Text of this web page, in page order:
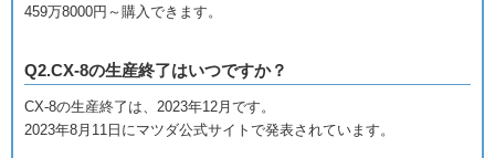
459万8000円～購入できます。
Q2.CX-8の生産終了はいつですか？
CX-8の生産終了は、2023年12月です。
2023年8月11日にマツダ公式サイトで発表されています。